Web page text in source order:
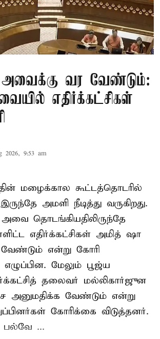
வர வேண்டும்:
எதிர்க்கட்சிகள்
2026, 9:53 am
மழைக்கால கூட்டத்தொடரில்
அமளி நீடித்து வருகிறது.
தொடங்கியதிலிருந்தே
எதிர்க்கட்சிகள் அமித் ஷா
என்று கோரி
மேலும் பூஜ்ய
தலைவர் மல்லிகார்ஜுன
அனுமதிக்க வேண்டும் என்று
கோரிக்கை விடுத்தனர்.
பல்வே ...